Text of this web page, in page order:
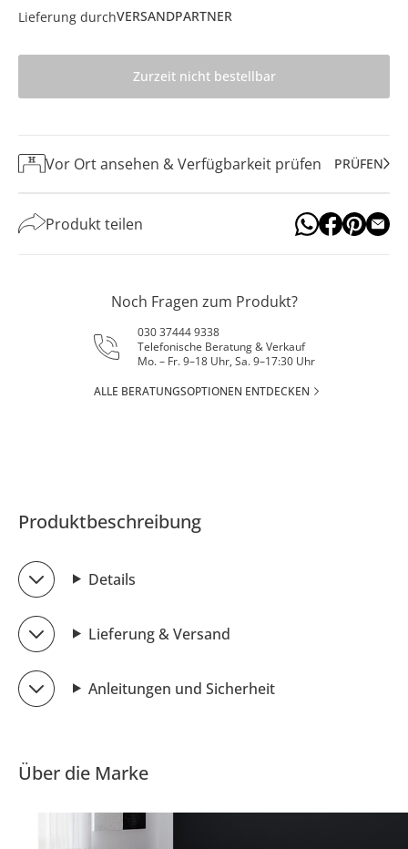
Lieferung durchVERSANDPARTNER
Zurzeit nicht bestellbar
Vor Ort ansehen & Verfügbarkeit prüfen PRÜFEN
Produkt teilen
Noch Fragen zum Produkt?
030 37444 9338
Telefonische Beratung & Verkauf
Mo. – Fr. 9–18 Uhr, Sa. 9–17:30 Uhr
ALLE BERATUNGSOPTIONEN ENTDECKEN
Produktbeschreibung
Details
Lieferung & Versand
Anleitungen und Sicherheit
Über die Marke